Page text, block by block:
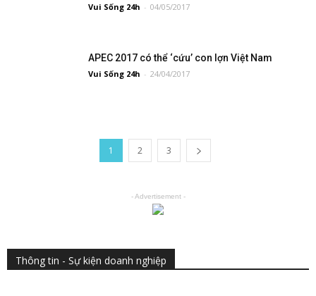
Vui Sống 24h - 04/05/2017
APEC 2017 có thể ‘cứu’ con lợn Việt Nam
Vui Sống 24h - 24/04/2017
1 2 3
- Advertisement -
Thông tin - Sự kiện doanh nghiệp